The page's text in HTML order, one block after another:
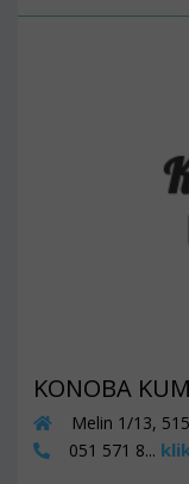
KONOBA
Melin 1/13,
051 571 8...